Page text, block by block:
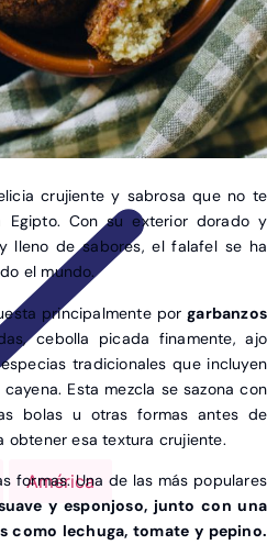
América
crujiente y sabrosa que no te
Con su exterior dorado y
lleno de sabores, el falafel se ha
el mundo.
principalmente porgarbanzos
cebolla picada finamente, ajo
tradicionales que incluyen
Esta mezcla se sazona con
bolas u otras formas antes de
obtener esa textura crujiente.
formas. Una de las más populares
y esponjoso, junto con una
como lechuga, tomate y pepino.